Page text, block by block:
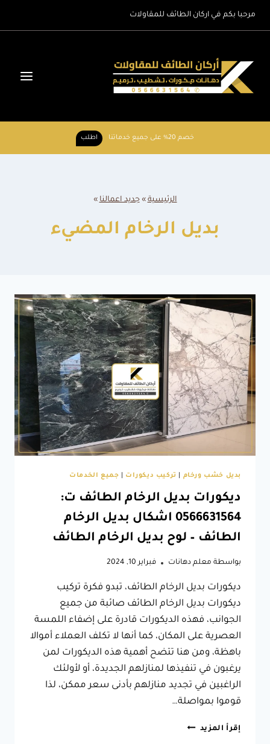
مرحبا بكم في اركان الطائف للمقاولات
خصم 20% على جميع خدماتنا اطلب
الرئيسية »جديد اعمالنا »
بديل الرخام المضيء
بديل خشب ورخام تركيب ديكورات جميع الخدمات
ديكورات بديل الرخام الطائف ت:
0566631564 اشكال بديل الرخام
الطائف – لوح بديل الرخام الطائف
بواسطة معلم دهانات فبراير 10, 2024
ديكورات بديل الرخام الطائف، تبدو فكرة تركيب
ديكورات بديل الرخام الطائف صائبة من جميع
الجوانب، فهذه الديكورات قادرة على إضفاء اللمسة
العصرية على المكان، كما أنها لا تكلف العملاء أموالا
باهظة، ومن هنا تتضح أهمية هذه الديكورات لمن
يرغبون في تنفيذها لمنازلهم الجديدة، أو لأولئك
الراغبين في تجديد منازلهم بأدنى سعر ممكن، لذا
قوموا بمواصلة…
إقرأ المزيد ديكورات